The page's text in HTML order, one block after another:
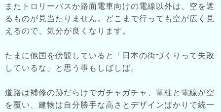
またトロリーバスか路面電車向けの電線以外は、空を遮
るものが見当たりません。どこまで行っても空が広く見
えるので、気分が良くなります。
たまに他国を傍観していると「日本の街づくりって失敗
しているな」と思う事もしばしば。
道路は補修の跡だらけでガチャガチャ、電柱と電線が空
を覆い、建物は自分勝手な高さとデザインばかりで統一